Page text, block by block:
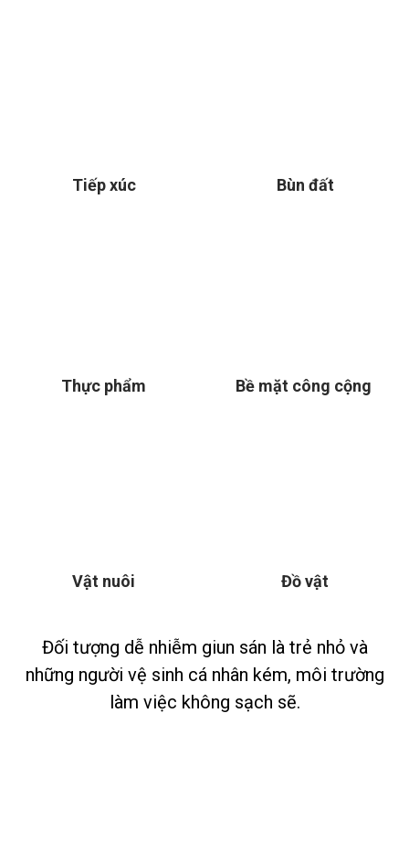
Tiếp xúc Bùn đất
Thực phẩm Bề mặt công cộng
Vật nuôi Đồ vật
Đối tượng dễ nhiễm giun sán là trẻ nhỏ và
những người vệ sinh cá nhân kém, môi trường
làm việc không sạch sẽ.